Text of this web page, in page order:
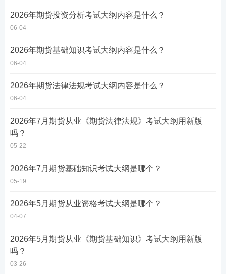
2026年期货投资分析考试大纲内容是什么？
06-04
2026年期货基础知识考试大纲内容是什么？
06-04
2026年期货法律法规考试大纲内容是什么？
06-04
2026年7月期货从业《期货法律法规》考试大纲用新版
吗？
05-22
2026年7月期货基础知识考试大纲是哪个？
05-19
2026年5月期货从业资格考试大纲是哪个？
04-07
2026年5月期货从业《期货基础知识》考试大纲用新版
吗？
03-26